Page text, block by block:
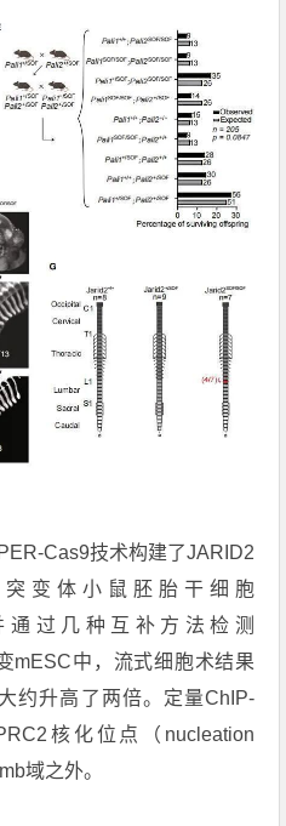
Cas9技术构建了JARID2
突变体小鼠胚胎干细胞
通过几种互补方法检测
mESC中，流式细胞术结果
约升高了两倍。定量ChIP-
核化位点（nucleation
域之外。